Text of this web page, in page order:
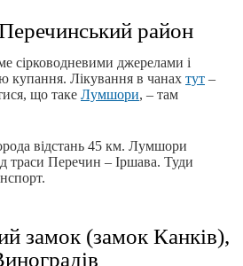
район
сірководневими джерелами і
купання. Лікування в чанах тут –
що таке Лумшори, – там
відстань 45 км. Лумшори
траси Перечин – Іршава. Туди
замок (замок Канків),